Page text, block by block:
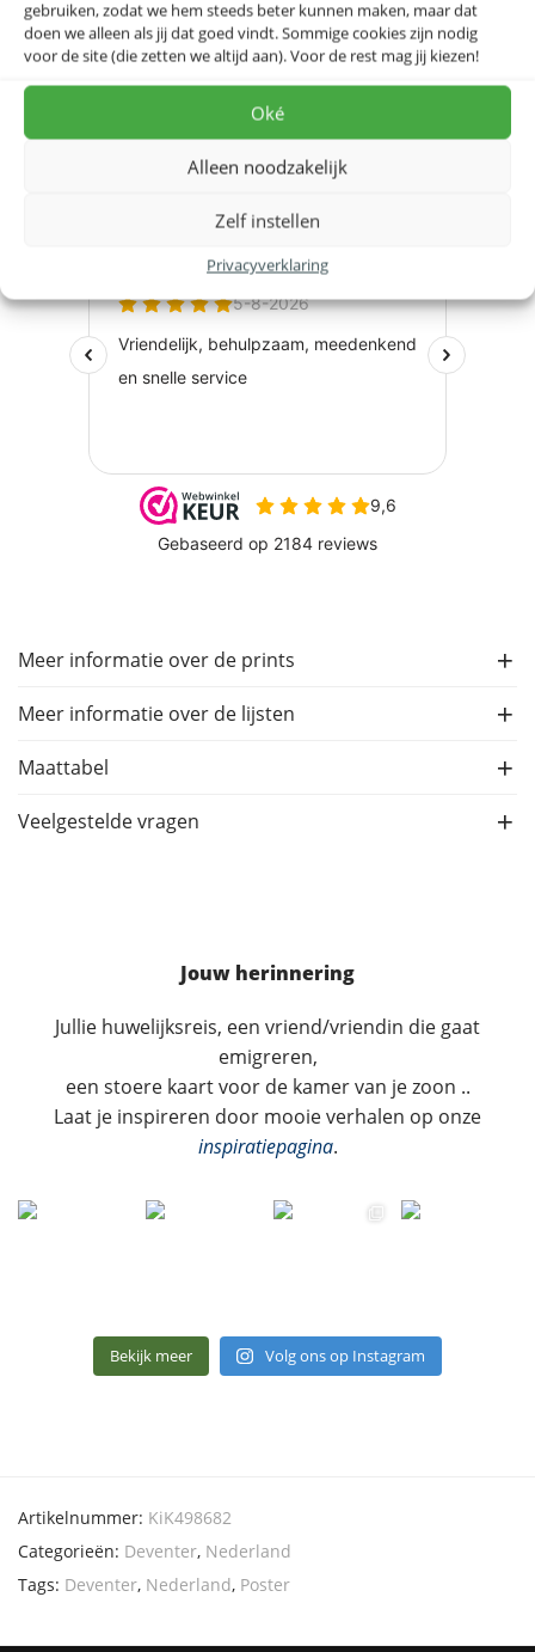
gebruiken, zodat we hem steeds beter kunnen maken, maar dat
doen we alleen als jij dat goed vindt. Sommige cookies zijn nodig
voor de site (die zetten we altijd aan). Voor de rest mag jij kiezen!
Oké
Alleen noodzakelijk
Zelf instellen
Privacyverklaring
Bestel hier
Benieuwd naar onze beoordelingen?
webwinkelkeur.nl
Meer informatie over de prints
Meer informatie over de lijsten
Maattabel
Veelgestelde vragen
Jouw herinnering
Jullie huwelijksreis, een vriend/vriendin die gaat
emigreren,
een stoere kaart voor de kamer van je zoon ..
Laat je inspireren door mooie verhalen op onze
inspiratiepagina.
Bekijk meer Volg ons op Instagram
Artikelnummer: KiK498682
Categorieën: Deventer, Nederland
Tags: Deventer, Nederland, Poster